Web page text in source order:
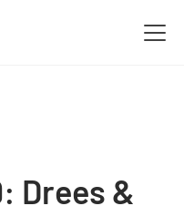
Drees &